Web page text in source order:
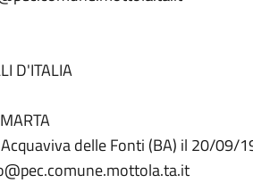
D'ITALIA
delle Fonti (BA) il 20/09/